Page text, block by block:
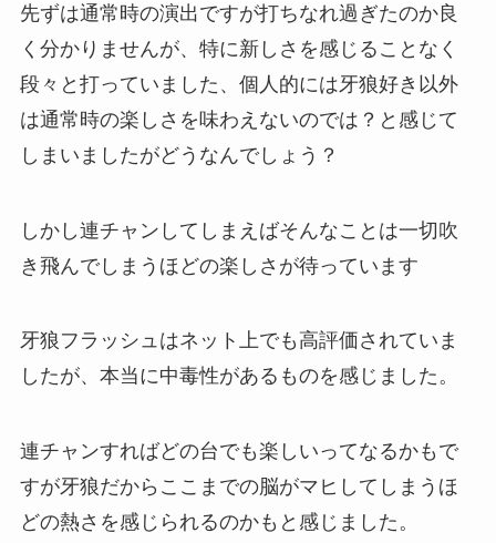
先ずは通常時の演出ですが打ちなれ過ぎたのか良
く分かりませんが、特に新しさを感じることなく
段々と打っていました、個人的には牙狼好き以外
は通常時の楽しさを味わえないのでは？と感じて
しまいましたがどうなんでしょう？
しかし連チャンしてしまえばそんなことは一切吹
き飛んでしまうほどの楽しさが待っています
牙狼フラッシュはネット上でも高評価されていま
したが、本当に中毒性があるものを感じました。
連チャンすればどの台でも楽しいってなるかもで
すが牙狼だからここまでの脳がマヒしてしまうほ
どの熱さを感じられるのかもと感じました。